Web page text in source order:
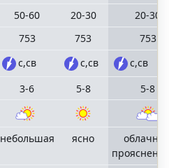
50-60
753
с,св
3-6
небольшая
20-30
753
с,св
5-8
ясно
20-30
753
с,св
5-8
облачно